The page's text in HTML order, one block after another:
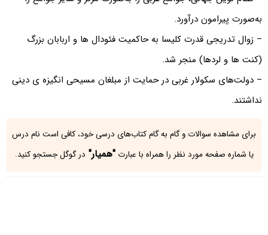
به‌صورت پیرامون درآورد.
– زوال تدریجی قدرت کلیسا به حاکمیت فئودال‌ ها و اربابان بزرگ
(کنت‌ ها و لردها) منجر شد.
– دولت‌های سکولار غربی در حمایت از مبلغان مسیحی انگیزه ی دینی
نداشتند.
برای مشاهده سوالات و گام به گام کتاب‌های درسی خود، کافی است نام درس
یا شماره صفحه مورد نظر را همراه با عبارت"همیار" در گوگل جستجو کنید.